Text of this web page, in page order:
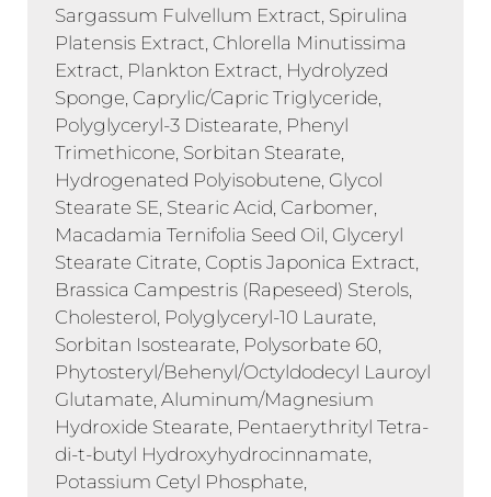
Sargassum Fulvellum Extract, Spirulina
Platensis Extract, Chlorella Minutissima
Extract, Plankton Extract, Hydrolyzed
Sponge, Caprylic/Capric Triglyceride,
Polyglyceryl-3 Distearate, Phenyl
Trimethicone, Sorbitan Stearate,
Hydrogenated Polyisobutene, Glycol
Stearate SE, Stearic Acid, Carbomer,
Macadamia Ternifolia Seed Oil, Glyceryl
Stearate Citrate, Coptis Japonica Extract,
Brassica Campestris (Rapeseed) Sterols,
Cholesterol, Polyglyceryl-10 Laurate,
Sorbitan Isostearate, Polysorbate 60,
Phytosteryl/Behenyl/Octyldodecyl Lauroyl
Glutamate, Aluminum/Magnesium
Hydroxide Stearate, Pentaerythrityl Tetra-
di-t-butyl Hydroxyhydrocinnamate,
Potassium Cetyl Phosphate,